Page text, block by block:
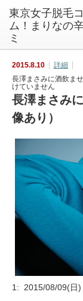
東京女子脱毛
ム！まりなの
ミ
2015.8.10
詳細
長澤まさみに酒飲ま
けていません
長澤まさみ
像あり）
1: 2015/08/09(日)